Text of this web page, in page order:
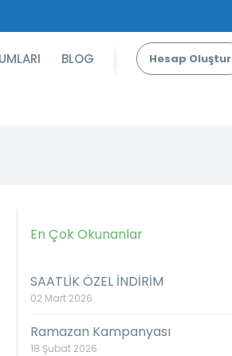
BLOG Hesap Oluştur
En Çok Okunanlar
SAATLİK ÖZEL İNDİRİM
02 Mart 2026
Ramazan Kampanyası
18 Şubat 2026